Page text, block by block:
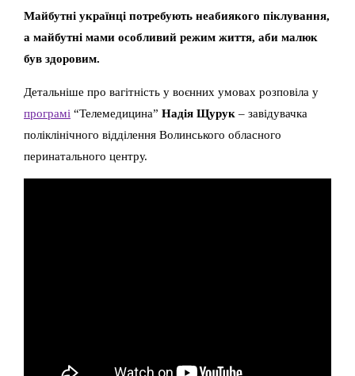
Майбутні українці потребують неабиякого піклування,
а майбутні мами особливий режим життя, аби малюк
був здоровим.
Детальніше про вагітність у воєнних умовах розповіла у
програмі “Телемедицина” Надія Щурук – завідувачка
поліклінічного відділення Волинського обласного
перинатального центру.